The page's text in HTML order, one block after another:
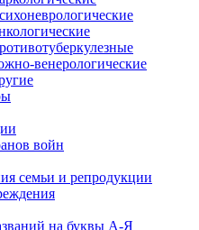
венерологические
войн
семьи и репродукции
на буквы А-Я